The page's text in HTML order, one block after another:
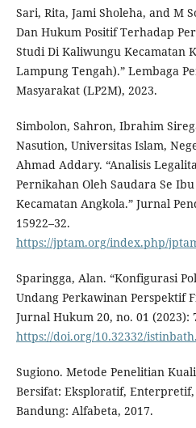
Sari, Rita, Jami Sholeha, and M
Dan Hukum Positif Terhadap
Studi Di Kaliwungu Kecamatan
Lampung Tengah).” Lembaga
Masyarakat (LP2M), 2023.
Simbolon, Sahron, Ibrahim
Nasution, Universitas Islam,
Ahmad Addary. “Analisis
Pernikahan Oleh Saudara Se
Kecamatan Angkola.” Jurnal
15922–32.
https://jptam.org/index.php/
Sparingga, Alan. “Konfigurasi
Undang Perkawinan Perspektif
Jurnal Hukum 20, no. 01 (2023):
https://doi.org/10.32332/
Sugiono. Metode Penelitian
Bersifat: Eksploratif,
Bandung: Alfabeta, 2017.